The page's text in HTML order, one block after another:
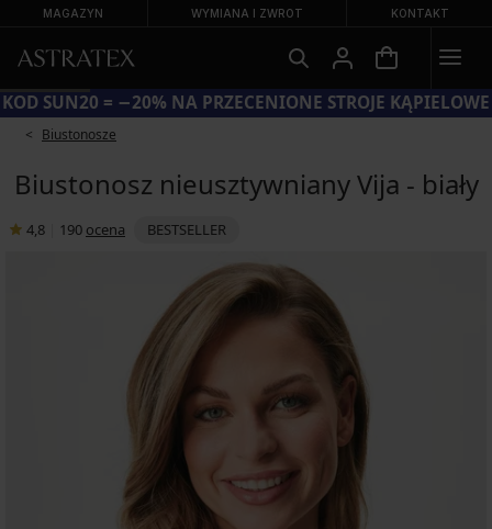
MAGAZYN WYMIANA I ZWROT KONTAKT
KOD SUN20 = −20% NA PRZECENIONE STROJE KĄPIELOWE
Biustonosze
Biustonosz nieusztywniany Vija - biały
4,8 190 ocena BESTSELLER